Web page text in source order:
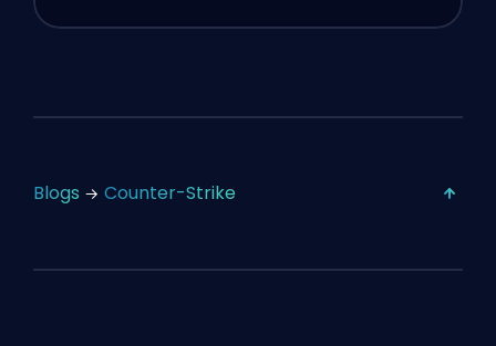
Blogs Counter-Strike